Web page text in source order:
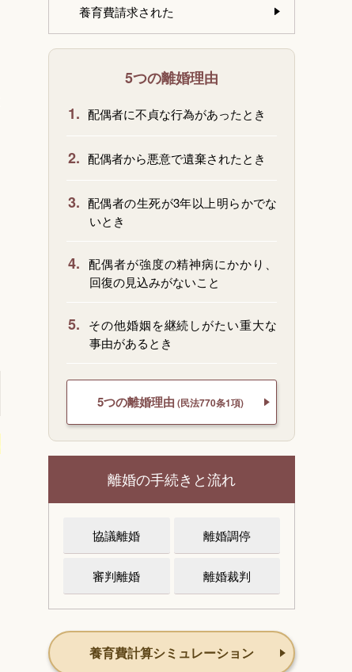
養育費請求された
5つの離婚理由
1. 配偶者に不貞な行為があったとき
2. 配偶者から悪意で遺棄されたとき
3. 配偶者の生死が3年以上明らかでな
いとき
4. 配偶者が強度の精神病にかかり、
回復の見込みがないこと
5.
その他婚姻を継続しがたい重大な
事由があるとき
5つの離婚理由 (民法770条1項)
離婚の手続きと流れ
協議離婚 離婚調停
審判離婚 離婚裁判
養育費計算シミュレーション